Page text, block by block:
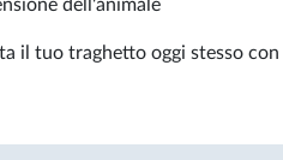
dell'animale
il tuo traghetto oggi stesso con